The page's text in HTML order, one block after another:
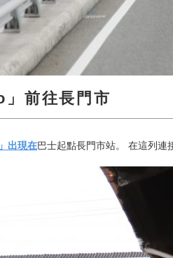
前往長門市
出現在巴士起點長門市站。 在這列連